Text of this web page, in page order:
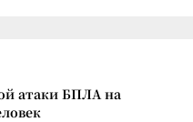
атаки БПЛА на